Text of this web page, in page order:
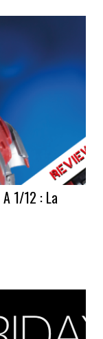
1/12 : La